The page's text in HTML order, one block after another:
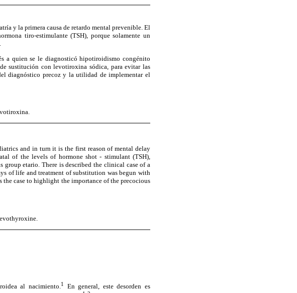
y la primera causa de retardo mental prevenible. El
tiro-estimulante (TSH), porque solamente un
a quien se le diagnosticó hipotiroidismo congénito
sustitución con levotiroxina sódica, para evitar las
diagnóstico precoz y la utilidad de implementar el
and in turn it is the first reason of mental delay
of the levels of hormone shot - stimulant (TSH),
etario. There is described the clinical case of a
of life and treatment of substitution was begun with
case to highlight the importance of the precocious
al nacimiento.1
En general, este desorden es